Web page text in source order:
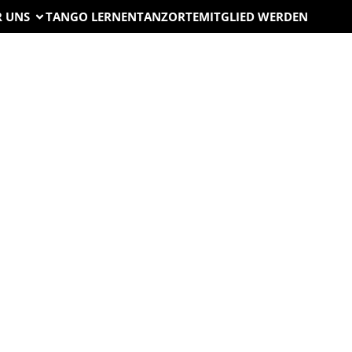
UNS TANGO LERNENTANZORTEMITGLIED WERDEN